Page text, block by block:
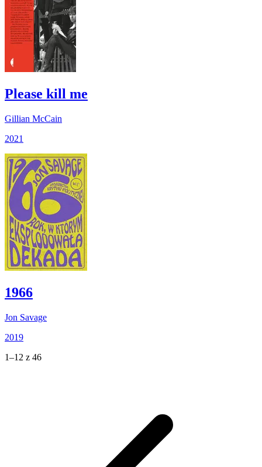
Please kill me
Gillian McCain
2021
1966
Jon Savage
2019
1–12 z 46